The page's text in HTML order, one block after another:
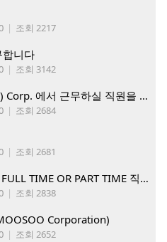
| 조회 2217
합니다
| 조회 3142
EGP(East Green Purchasing) Corp. 에서 근무하실 직원을 아래와 같이 모집합니다.
| 조회 2684
| 조회 2681
LYNNWOOD 지역 CPA 에서 FULL TIME OR PART TIME 직원을 찾습니다
| 조회 2838
Corporation)
| 조회 2652